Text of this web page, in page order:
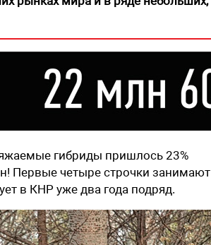
гибриды пришлось 23%
Первые четыре строчки занимают
в КНР уже два года подряд.